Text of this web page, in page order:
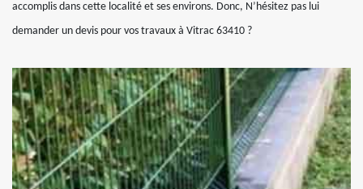
accomplis dans cette localité et ses environs. Donc, N’hésitez pas lui
demander un devis pour vos travaux à Vitrac 63410 ?